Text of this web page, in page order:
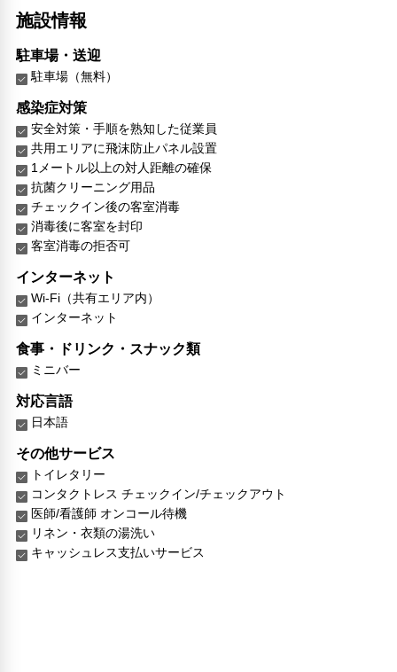
施設情報
駐車場・送迎
駐車場（無料）
感染症対策
安全対策・手順を熟知した従業員
共用エリアに飛沫防止パネル設置
1メートル以上の対人距離の確保
抗菌クリーニング用品
チェックイン後の客室消毒
消毒後に客室を封印
客室消毒の拒否可
インターネット
Wi-Fi（共有エリア内）
インターネット
食事・ドリンク・スナック類
ミニバー
対応言語
日本語
その他サービス
トイレタリー
コンタクトレス チェックイン/チェックアウト
医師/看護師 オンコール待機
リネン・衣類の湯洗い
キャッシュレス支払いサービス